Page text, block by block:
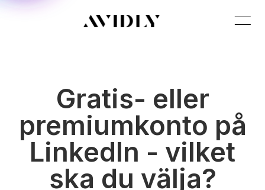
Gratis- eller
premiumkonto på
LinkedIn - vilket
ska du välja?